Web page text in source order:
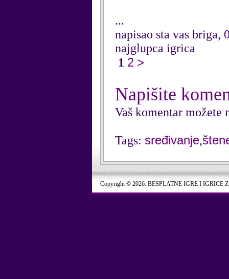
...
napisao sta vas briga,
najglupca igrica
1 2 >
Napišite
Vaš komentar možete
Tags: sređivanje,
Copyright © 2026. BESPLATNE IGRE I IGRICE